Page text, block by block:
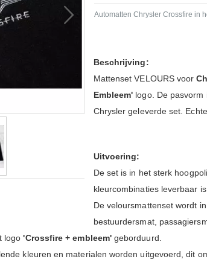
Automatten Chrysler Crossfire in
Beschrijving:
Mattenset VELOURS voor
Embleem' logo. De pasvorm
Chrysler geleverde set.
Uitvoering:
De set is in het sterk
kleurcombinaties leverbaar
De veloursmattenset wordt
bestuurdersmat,
logo'Crossfire + embleem'geborduurd.
kleuren en materialen worden uitgevoerd, dit